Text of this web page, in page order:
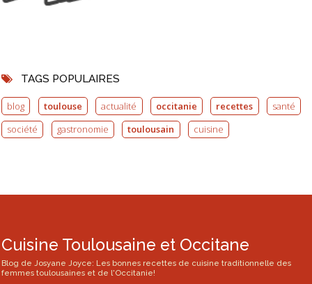
TAGS POPULAIRES
blog toulouse actualité occitanie recettes
santé
société
gastronomie toulousain cuisine
Cuisine Toulousaine et Occitane
Blog de Josyane Joyce: Les bonnes recettes de cuisine traditionnelle des
femmes toulousaines et de l'Occitanie!